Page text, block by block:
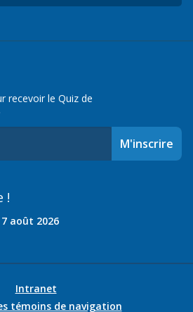
recevoir le Quiz de
M'inscrire
!
août 2026
Intranet
témoins de navigation